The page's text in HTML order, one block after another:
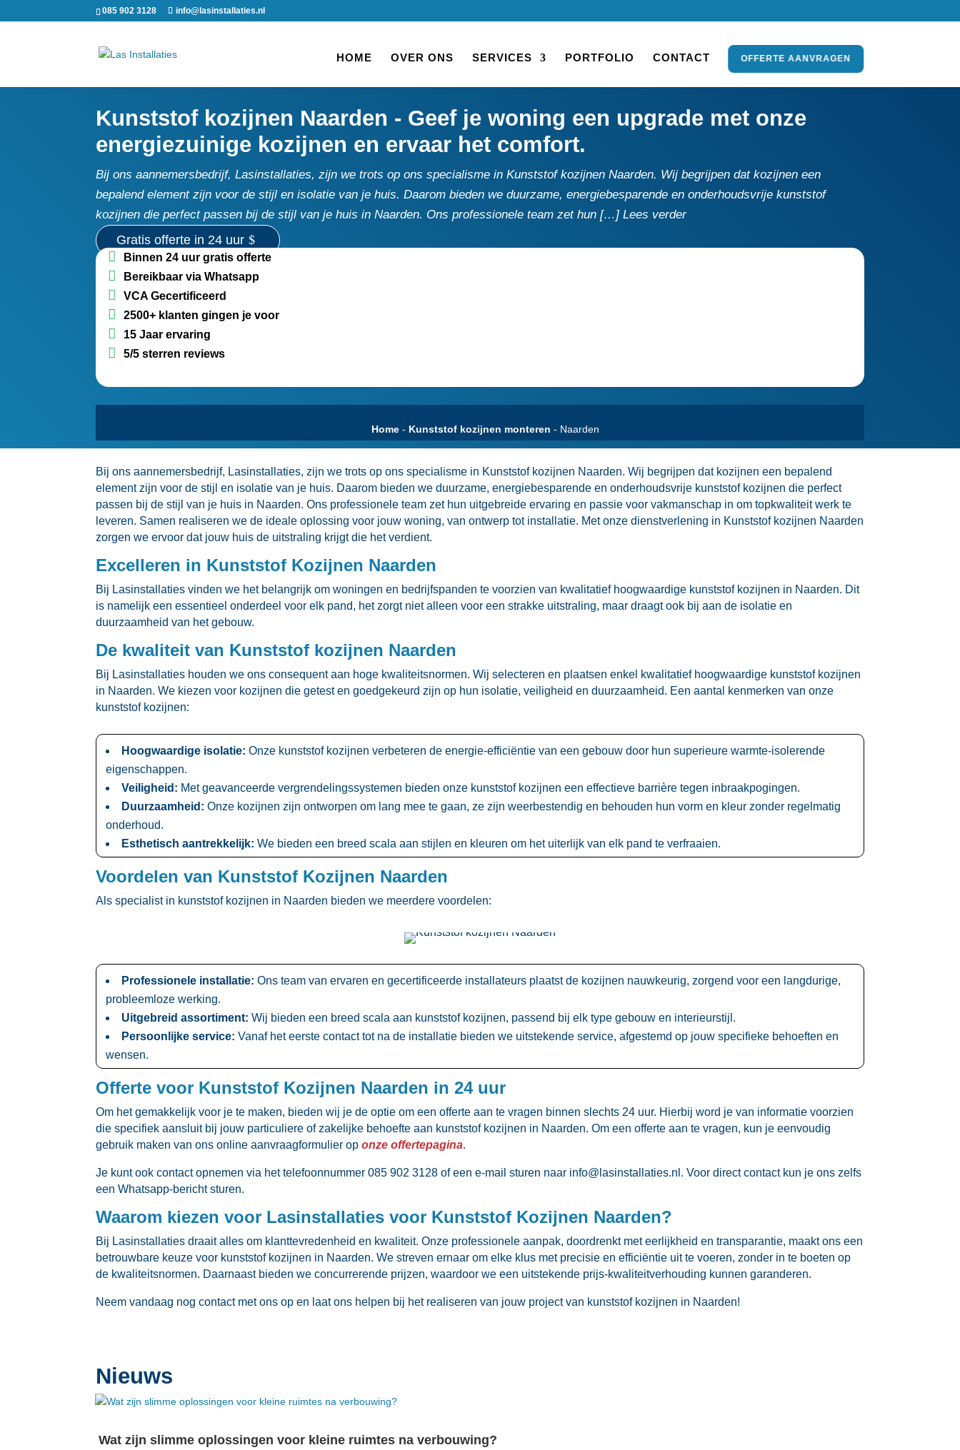
085 902 3128 info@lasinstallaties.nl
HOME OVER ONS SERVICES PORTFOLIO CONTACT OFFERTE AANVRAGEN
Kunststof kozijnen Naarden - Geef je woning een upgrade met onze
energiezuinige kozijnen en ervaar het comfort.
Bij ons aannemersbedrijf, Lasinstallaties, zijn we trots op ons specialisme in Kunststof kozijnen Naarden.​ Wij begrijpen dat kozijnen een
bepalend element zijn voor de stijl en isolatie van je huis.​ Daarom bieden we duurzame, energiebesparende en onderhoudsvrije kunststof
kozijnen die perfect passen bij de stijl van je huis in Naarden.​ Ons professionele team zet hun […] Lees verder
Gratis offerte in 24 uur
Binnen 24 uur gratis offerte
Bereikbaar via Whatsapp
VCA Gecertificeerd
2500+ klanten gingen je voor
15 Jaar ervaring
5/5 sterren reviews
Home- Kunststof kozijnen monteren - Naarden
Bij ons aannemersbedrijf, Lasinstallaties, zijn we trots op ons specialisme in Kunststof kozijnen Naarden.​ Wij begrijpen dat kozijnen een bepalend
element zijn voor de stijl en isolatie van je huis.​ Daarom bieden we duurzame, energiebesparende en onderhoudsvrije kunststof kozijnen die perfect
passen bij de stijl van je huis in Naarden.​ Ons professionele team zet hun uitgebreide ervaring en passie voor vakmanschap in om topkwaliteit werk te
leveren.​ Samen realiseren we de ideale oplossing voor jouw woning, van ontwerp tot installatie.​ Met onze dienstverlening in Kunststof kozijnen Naarden
zorgen we ervoor dat jouw huis de uitstraling krijgt die het verdient.​
Excelleren in Kunststof Kozijnen Naarden
Bij Lasinstallaties vinden we het belangrijk om woningen en bedrijfspanden te voorzien van kwalitatief hoogwaardige kunststof kozijnen in Naarden.​ Dit
is namelijk een essentieel onderdeel voor elk pand, het zorgt niet alleen voor een strakke uitstraling, maar draagt ook bij aan de isolatie en
duurzaamheid van het gebouw.​
De kwaliteit van Kunststof kozijnen Naarden
Bij Lasinstallaties houden we ons consequent aan hoge kwaliteitsnormen.​ Wij selecteren en plaatsen enkel kwalitatief hoogwaardige kunststof kozijnen
in Naarden.​ We kiezen voor kozijnen die getest en goedgekeurd zijn op hun isolatie, veiligheid en duurzaamheid.​ Een aantal kenmerken van onze
kunststof kozijnen:
Hoogwaardige isolatie: Onze kunststof kozijnen verbeteren de energie-efficiëntie van een gebouw door hun superieure warmte-isolerende
eigenschappen.​
Veiligheid: Met geavanceerde vergrendelingssystemen bieden onze kunststof kozijnen een effectieve barrière tegen inbraakpogingen.​
Duurzaamheid: Onze kozijnen zijn ontworpen om lang mee te gaan, ze zijn weerbestendig en behouden hun vorm en kleur zonder regelmatig
onderhoud.​
Esthetisch aantrekkelijk: We bieden een breed scala aan stijlen en kleuren om het uiterlijk van elk pand te verfraaien.​
Voordelen van Kunststof Kozijnen Naarden
Als specialist in kunststof kozijnen in Naarden bieden we meerdere voordelen:
Professionele installatie: Ons team van ervaren en gecertificeerde installateurs plaatst de kozijnen nauwkeurig, zorgend voor een langdurige,
probleemloze werking.​
Uitgebreid assortiment: Wij bieden een breed scala aan kunststof kozijnen, passend bij elk type gebouw en interieurstijl.​
Persoonlijke service: Vanaf het eerste contact tot na de installatie bieden we uitstekende service, afgestemd op jouw specifieke behoeften en
wensen.​
Offerte voor Kunststof Kozijnen Naarden in 24 uur
Om het gemakkelijk voor je te maken, bieden wij je de optie om een offerte aan te vragen binnen slechts 24 uur.​ Hierbij word je van informatie voorzien
die specifiek aansluit bij jouw particuliere of zakelijke behoefte aan kunststof kozijnen in Naarden.​ Om een offerte aan te vragen, kun je eenvoudig
gebruik maken van ons online aanvraagformulier oponze offertepagina.​
Je kunt ook contact opnemen via het telefoonnummer 085 902 3128 of een e-mail sturen naar info@lasinstallaties.​nl.​ Voor direct contact kun je ons zelfs
een Whatsapp-bericht sturen.​
Waarom kiezen voor Lasinstallaties voor Kunststof Kozijnen Naarden?
Bij Lasinstallaties draait alles om klanttevredenheid en kwaliteit.​ Onze professionele aanpak, doordrenkt met eerlijkheid en transparantie, maakt ons een
betrouwbare keuze voor kunststof kozijnen in Naarden.​ We streven ernaar om elke klus met precisie en efficiëntie uit te voeren, zonder in te boeten op
de kwaliteitsnormen.​ Daarnaast bieden we concurrerende prijzen, waardoor we een uitstekende prijs-kwaliteitverhouding kunnen garanderen.​
Neem vandaag nog contact met ons op en laat ons helpen bij het realiseren van jouw project van kunststof kozijnen in Naarden!
Nieuws
Wat zijn slimme oplossingen voor kleine ruimtes na verbouwing?